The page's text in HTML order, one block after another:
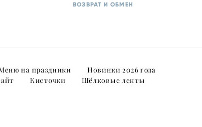
ВОЗВРАТ И ОБМЕН
на праздники
Новинки 2026 года
Кисточки
Шёлковые ленты